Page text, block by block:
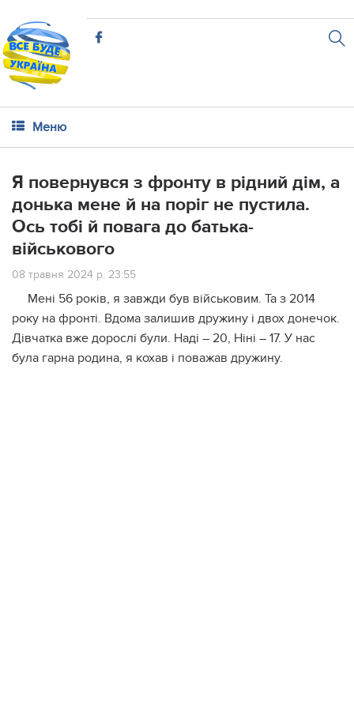
Меню
Я повернувся з фронту в рідний дім, а
донька мене й на поріг не пустила.
Ось тобі й повага до батька-
військового
08 травня 2024 р. 23:55
Мені 56 років, я завжди був військовим. Та з 2014
року на фронті. Вдома залишив дружину і двох донечок.
Дівчатка вже дорослі були. Наді – 20, Ніні – 17. У нас
була гарна родина, я кохав і поважав дружину.